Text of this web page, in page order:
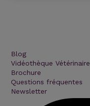
Blog
Vidéothèque Vétérinaire
Brochure
Questions fréquentes
Newsletter